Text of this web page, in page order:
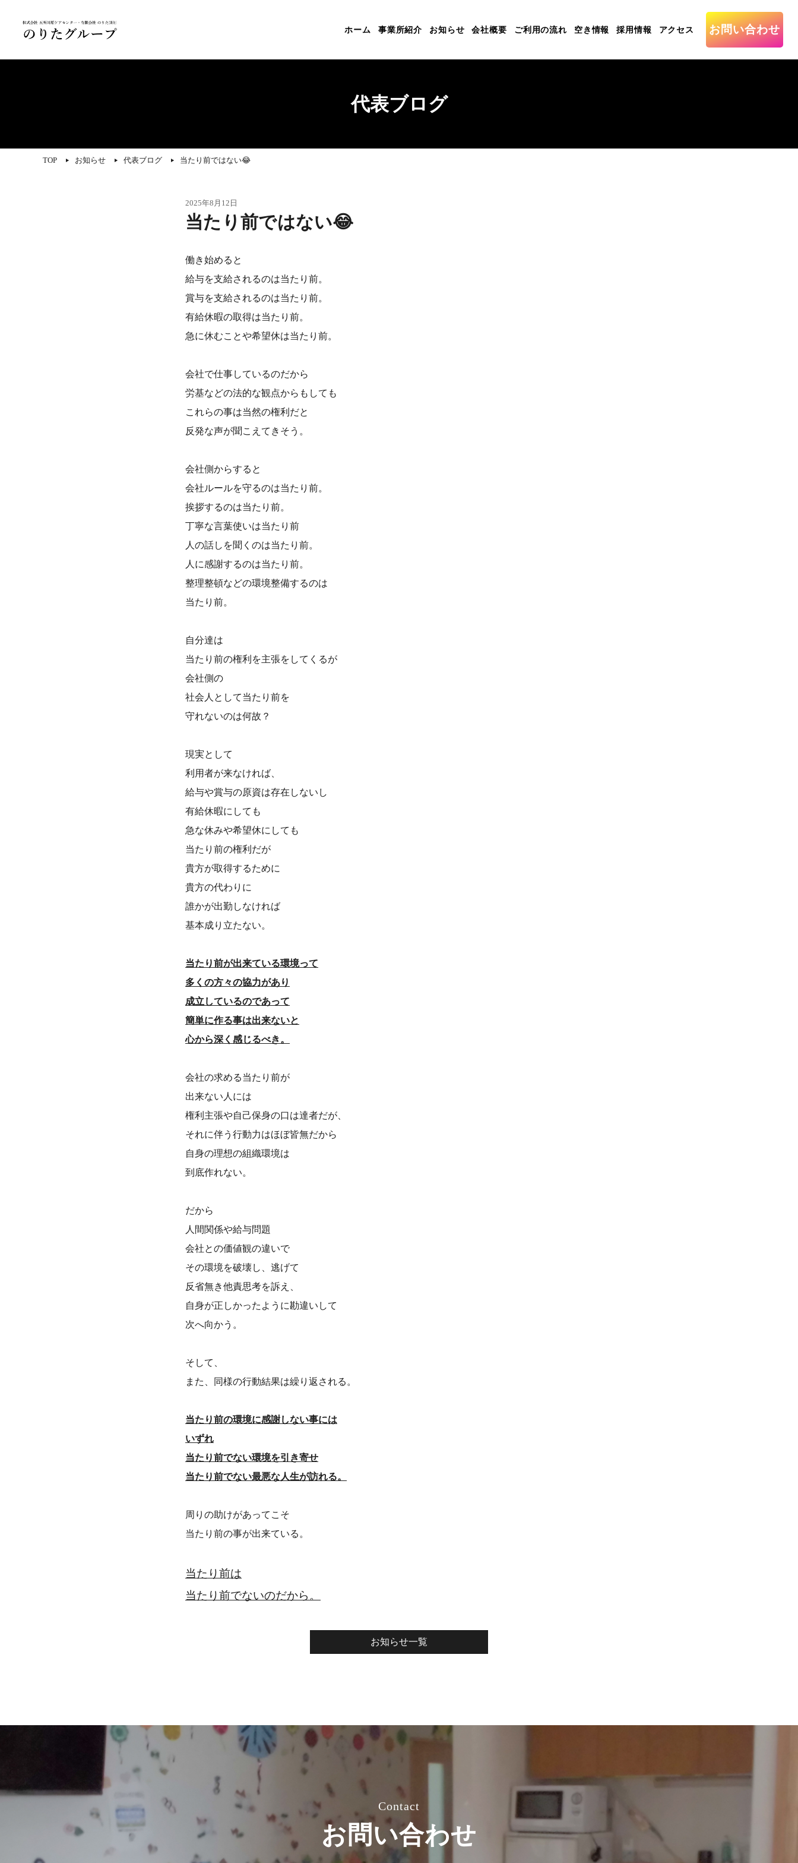
ホーム 事業所紹介 お知らせ 会社概要 ご利用の流れ 空き情報 採用情報 アクセス お問い合わせ
代表ブログ
TOP お知らせ 代表ブログ 当たり前ではない😂
2025年8月12日
当たり前ではない😂
働き始めると
給与を支給されるのは当たり前。
賞与を支給されるのは当たり前。
有給休暇の取得は当たり前。
急に休むことや希望休は当たり前。
会社で仕事しているのだから
労基などの法的な観点からもしても
これらの事は当然の権利だと
反発な声が聞こえてきそう。
会社側からすると
会社ルールを守るのは当たり前。
挨拶するのは当たり前。
丁寧な言葉使いは当たり前
人の話しを聞くのは当たり前。
人に感謝するのは当たり前。
整理整頓などの環境整備するのは
当たり前。
自分達は
当たり前の権利を主張をしてくるが
会社側の
社会人として当たり前を
守れないのは何故？
現実として
利用者が来なければ、
給与や賞与の原資は存在しないし
有給休暇にしても
急な休みや希望休にしても
当たり前の権利だが
貴方が取得するために
貴方の代わりに
誰かが出勤しなければ
基本成り立たない。
当たり前が出来ている環境って
多くの方々の協力があり
成立しているのであって
簡単に作る事は出来ないと
心から深く感じるべき。
会社の求める当たり前が
出来ない人には
権利主張や自己保身の口は達者だが、
それに伴う行動力はほぼ皆無だから
自身の理想の組織環境は
到底作れない。
だから
人間関係や給与問題
会社との価値観の違いで
その環境を破壊し、逃げて
反省無き他責思考を訴え、
自身が正しかったように勘違いして
次へ向かう。
そして、
また、
同様の行動結果は繰り返される。
当たり前の環境に感謝しない事には
いずれ
当たり前でない環境を引き寄せ
当たり前でない最悪な人生が訪れる。
周りの助けがあってこそ
当たり前の事が出来ている。
当たり前は
当たり前でないのだから。
お知らせ一覧
Contact
お問い合わせ